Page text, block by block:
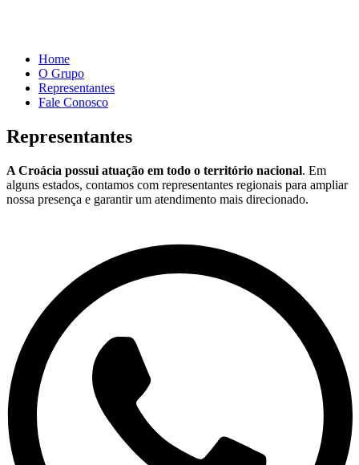
Home
O Grupo
Representantes
Fale Conosco
Representantes
A Croácia possui atuação em todo o território nacional. Em
alguns estados, contamos com representantes regionais para ampliar
nossa presença e garantir um atendimento mais direcionado.